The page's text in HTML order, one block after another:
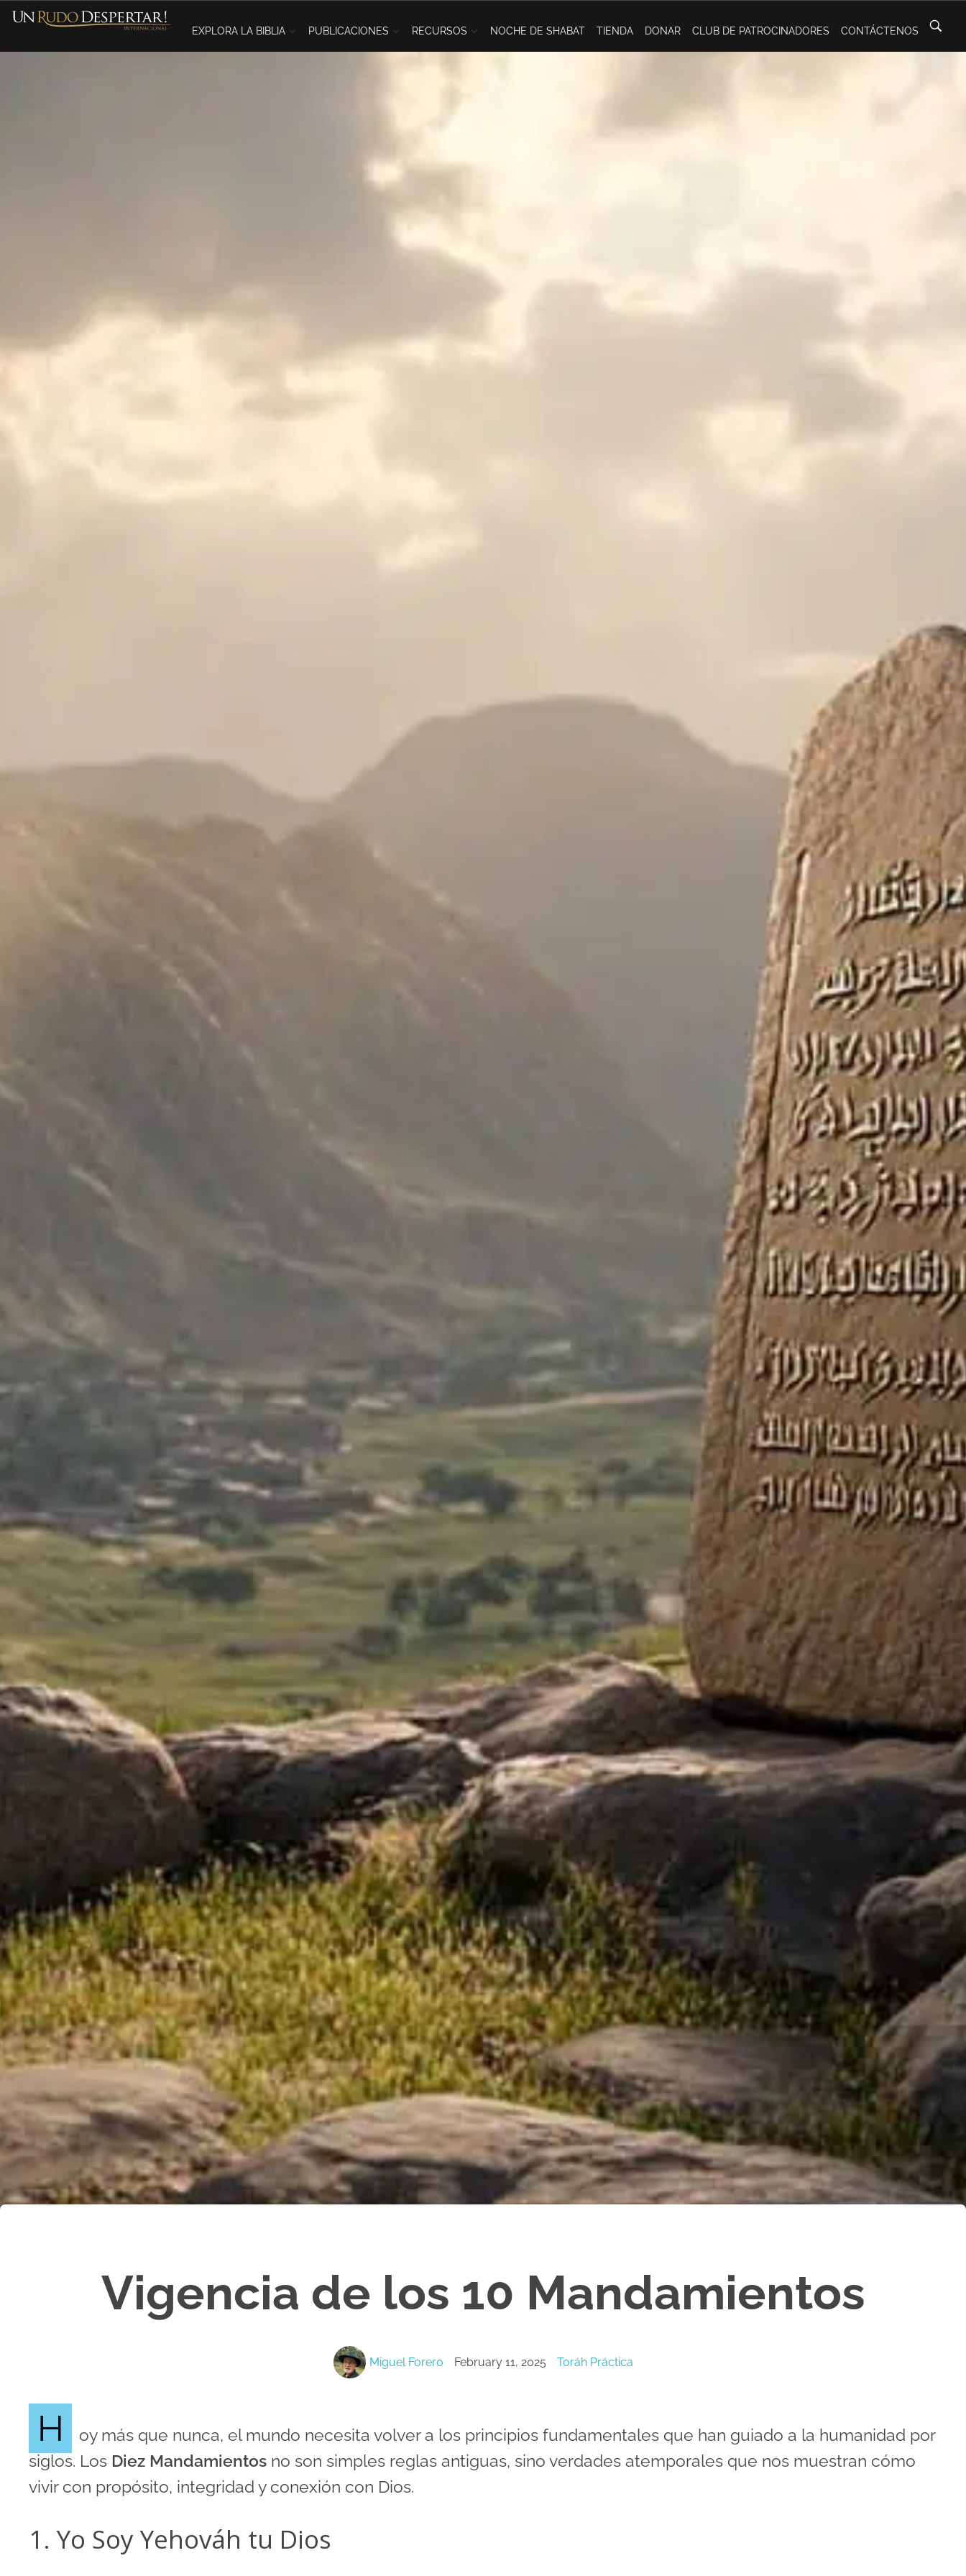
EXPLORA LA BIBLIA PUBLICACIONES RECURSOS NOCHE DE SHABAT TIENDA DONAR CLUB DE PATROCINADORES CONTÁCTENOS
Vigencia de los 10 Mandamientos
Miguel Forero February 11, 2025 Toráh Práctica
H
oy más que nunca, el mundo necesita volver a los principios fundamentales que han guiado a la humanidad por
siglos. Los Diez Mandamientos no son simples reglas antiguas, sino verdades atemporales que nos muestran cómo
vivir con propósito, integridad y conexión con Dios.
1. Yo Soy Yehováh tu Dios